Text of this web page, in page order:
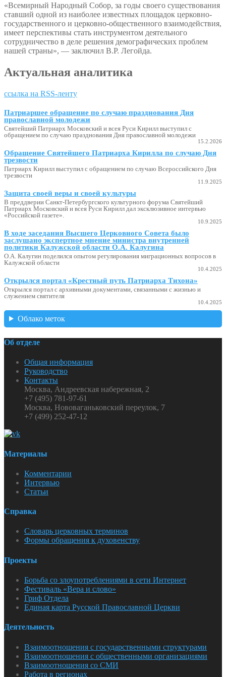
«Всемирный Народный Собор, за годы своего существования
ставший одной из наиболее известных площадок церковно-
государственного и церковно-общественного взаимодействия,
имеет перспективы стать инструментом деятельного
сотрудничество в деле решения демографических проблем
нашей страны», — заключил В.Р. Легойда.
Актуальная аналитика
ссылка на RSS-ленту
Патриаршее обращение по случаю празднования Дня
православной молодежи
Святейший Патриарх Московский и всея Руси Кирилл выступил с
обращением по случаю празднования Дня православной молодежи
15.2.2026
Обращение Святейшего Патриарха Кирилла по случаю Дня
трезвости
Патриарх Кирилл выступил с обращением по случаю Всероссийского Дня
трезвости
11.9.2025
Защита своей веры и своей культуры
В преддверии Санкт-Петербургского культурного форума Святейший
Патриарх Московский и всея Руси Кирилл дал эксклюзивное интервью
«Российской газете».
10.9.2025
В ходе заседания Высшего Церковного Совета было
заслушано экспертное мнение министра внутренней
политики Калужской области О.А. Калугина
О.А. Калугин поделился опытом регулирования миграционных вопросов в
Калужской области
10.4.2025
Открылся портал «Крестный путь Патриарха Тихона»
Открылся портал с архивными документами, связанными с жизнью и
служением святителя
10.4.2025
Облако меток
Об отделе
Общая информация
Руководство
Контакты
Москва, Андреевская набережная, 2
+7 (495) 781-97-61
Москва, Нововаганьковский переулок, 7
+7 (499) 252-47-12
Материалы
Комментарии
Интервью
Статьи
Справка
Словарь церковных терминов
Формы обращения к духовенству
Проекты
Борьба со злоупотреблениями в сети Интернет
Фестиваль «Вера и слово»
Гриф Отдела
Единая карта Русской Православной Церкви
Деятельность
Взаимоотношения с государственными структурами
Взаимоотношения с общественными организациями
Взаимоотношения со СМИ
Работа в регионах